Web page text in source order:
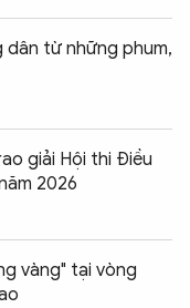
dân từ những phum,
giải Hội thi Điều
2026
vàng" tại vòng